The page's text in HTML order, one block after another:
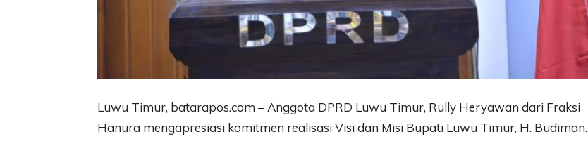
Luwu Timur, batarapos.com – Anggota DPRD Luwu Timur, Rully Heryawan dari Fraksi
Hanura mengapresiasi komitmen realisasi Visi dan Misi Bupati Luwu Timur, H. Budiman.